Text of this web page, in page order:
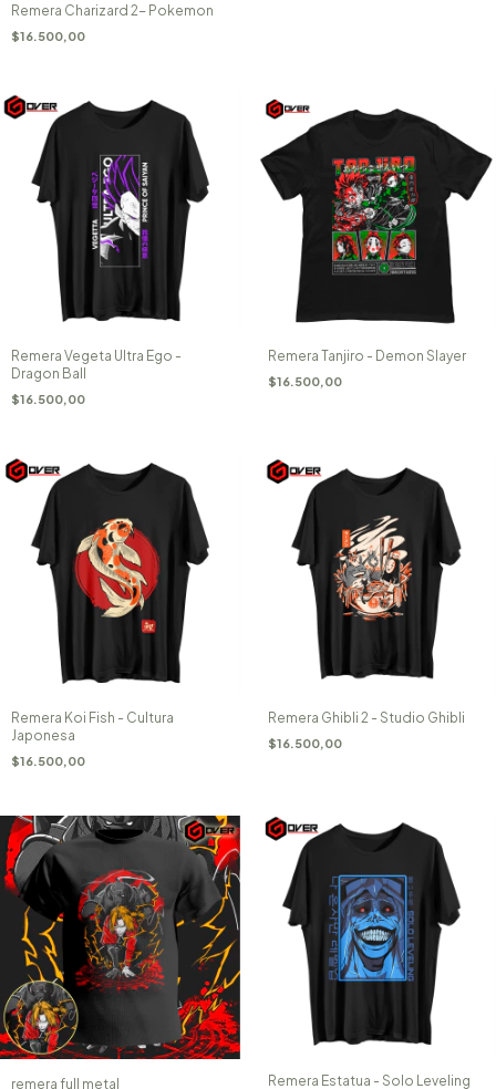
Remera Charizard 2- Pokemon
$16.500,00
Remera Vegeta Ultra Ego -
Dragon Ball
$16.500,00
Remera Tanjiro - Demon Slayer
$16.500,00
Remera Koi Fish - Cultura
Japonesa
$16.500,00
Remera Ghibli 2 - Studio Ghibli
$16.500,00
remera full metal Remera Estatua - Solo Leveling